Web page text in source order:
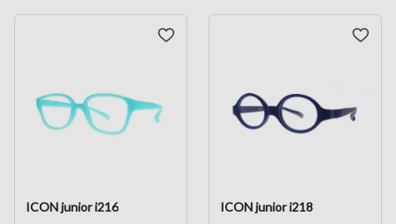
ICON junior i216 ICON junior i218